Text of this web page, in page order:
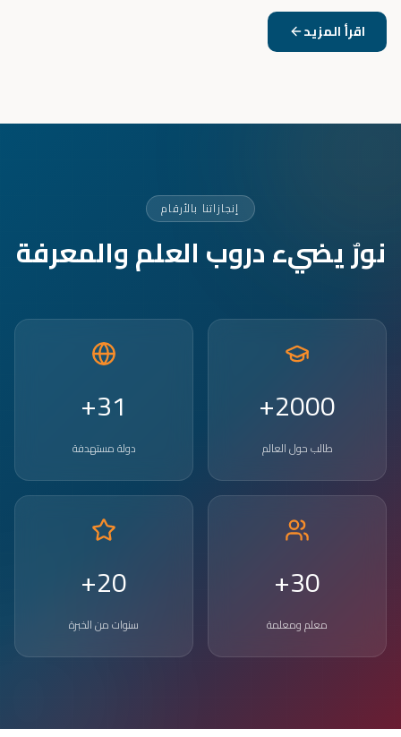
اقرأ المزيد
إنجازاتنا بالأرقام
نورٌ يضيء دروب العلم والمعرفة
2000+
طالب حول العالم
31+
دولة مستهدفة
30+
معلم ومعلمة
20+
سنوات من الخبرة